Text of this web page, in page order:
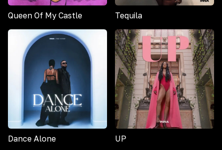
Queen Of My Castle Tequila
Dance Alone UP